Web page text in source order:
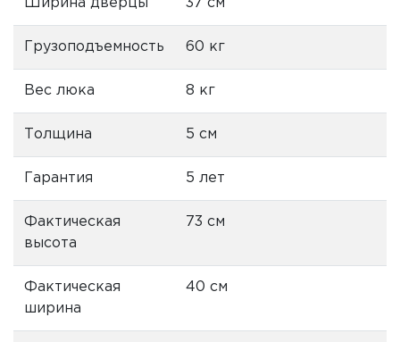
Ширина дверцы 37 см
Грузоподъемность 60 кг
Вес люка 8 кг
Толщина 5 см
Гарантия 5 лет
Фактическая
высота
73 см
Фактическая
ширина
40 см